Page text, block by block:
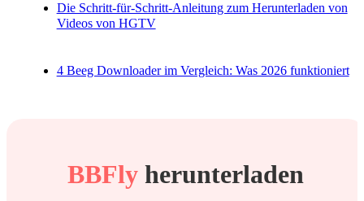
Die Schritt-für-Schritt-Anleitung zum Herunterladen von
Videos von HGTV
4 Beeg Downloader im Vergleich: Was 2026 funktioniert
BBFly herunterladen